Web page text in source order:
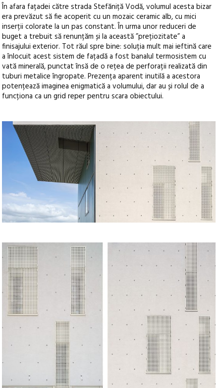
În afara fațadei către strada Stefăniță Vodă, volumul acesta bizar
era prevăzut să fie acoperit cu un mozaic ceramic alb, cu mici
inserții colorate la un pas constant. În urma unor reduceri de
buget a trebuit să renunțăm și la această ”prețiozitate” a
finisajului exterior. Tot răul spre bine: soluția mult mai ieftină care
a înlocuit acest sistem de fațadă a fost banalul termosistem cu
vată minerală, punctat însă de o rețea de perforații realizată din
tuburi metalice îngropate. Prezența aparent inutilă a acestora
potențează imaginea enigmatică a volumului, dar au și rolul de a
funcționa ca un grid reper pentru scara obiectului.